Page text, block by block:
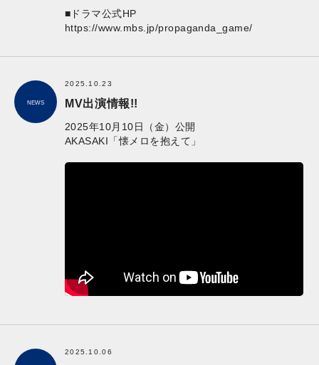
■ドラマ公式HP
https://www.mbs.jp/propaganda_game/
NEWS
2025.10.23
MV出演情報!!
2025年10月10日（金）公開
AKASAKI「懐メロを抱えて」
2025.10.06